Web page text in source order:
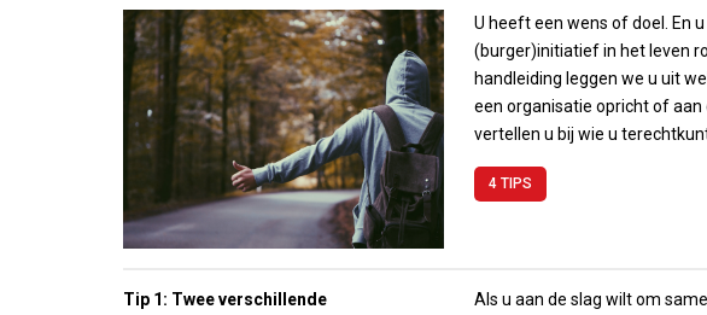
U heeft een wens of doel. En
(burger)initiatief in het leven
handleiding leggen we u uit
een organisatie opricht of
vertellen u bij wie u
4 TIPS
Tip 1: Tweeverschillende
Als u aan de slag wilt om